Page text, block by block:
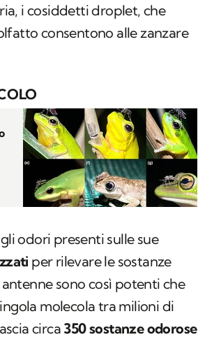
i cosiddettidroplet, che
consentono alle zanzare
odori presenti sulle sue
per rilevare le sostanze
sono così potenti che
molecola tra milioni di
circa 350 sostanze odorose